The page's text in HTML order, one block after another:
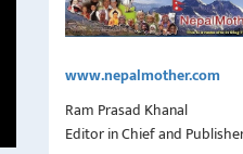
www.nepalmother.com
Ram Prasad Khanal
Editor in Chief and